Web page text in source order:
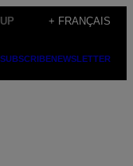
+ FRANÇAIS
SUBSCRIBENEWSLETTER